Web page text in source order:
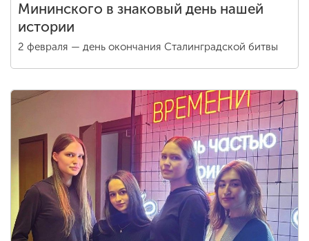
Мининского в знаковый день нашей
истории
2 февраля — день окончания Сталинградской битвы